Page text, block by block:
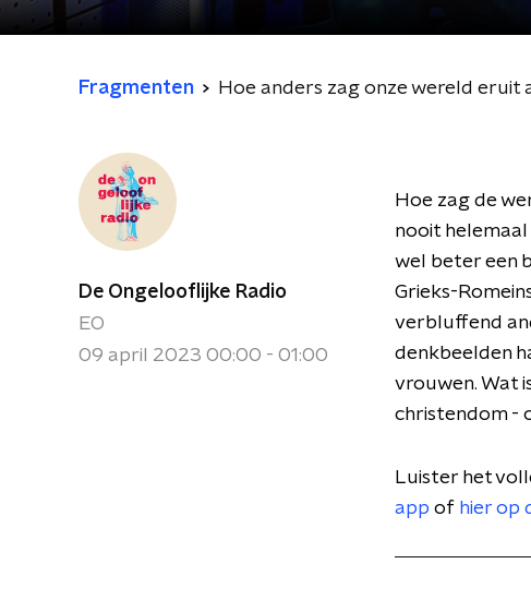
Fragmenten Hoe anders zag onze wereld eruit
De Ongelooflijke Radio
EO
09 april 2023 00:00 - 01:00
Hoe zag de
nooit
wel beter een
Grieks-
verbluffend
denkbeelden
vrouwen. Wat
christendom -
Luister het
app of hier op